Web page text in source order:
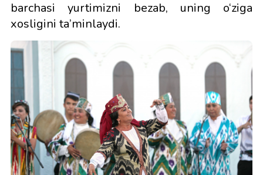
barchasi yurtimizni bezab, uning o‘ziga
xosligini ta’minlaydi.